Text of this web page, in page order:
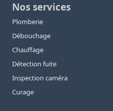
Nos services
Plomberie
Débouchage
Chauffage
Détection fuite
Inspection caméra
Curage